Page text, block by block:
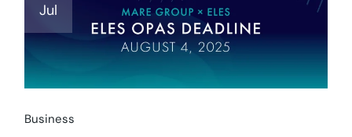
Jul
Business